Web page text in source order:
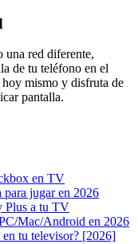
una red diferente,
de tu teléfono en el
mismo y disfruta de
pantalla.
en TV
jugar en 2026
Plus a tu TV
Mac/Android en 2026
tu televisor? [2026]